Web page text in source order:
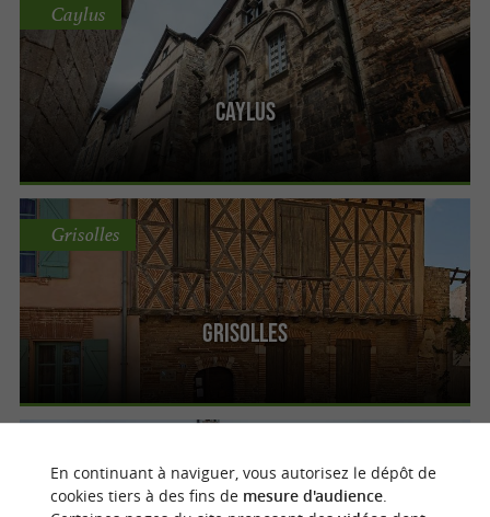
Caylus
Caylus
Grisolles
Grisolles
En continuant à naviguer, vous autorisez le dépôt de
cookies tiers à des fins de mesure d'audience.